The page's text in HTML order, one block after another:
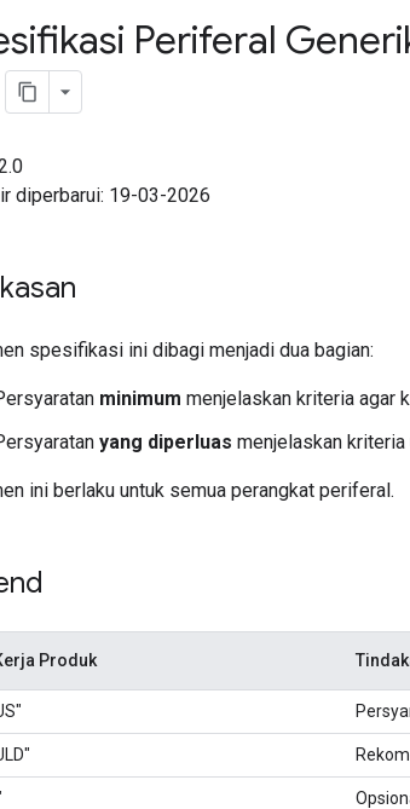
Periferal
diperbarui: 19-03-2026
spesifikasi ini dibagi menjadi dua bagian:
minimum menjelaskan kriteria agar
yang diperluas menjelaskan
ini berlaku untuk semua perangkat periferal.
Produk